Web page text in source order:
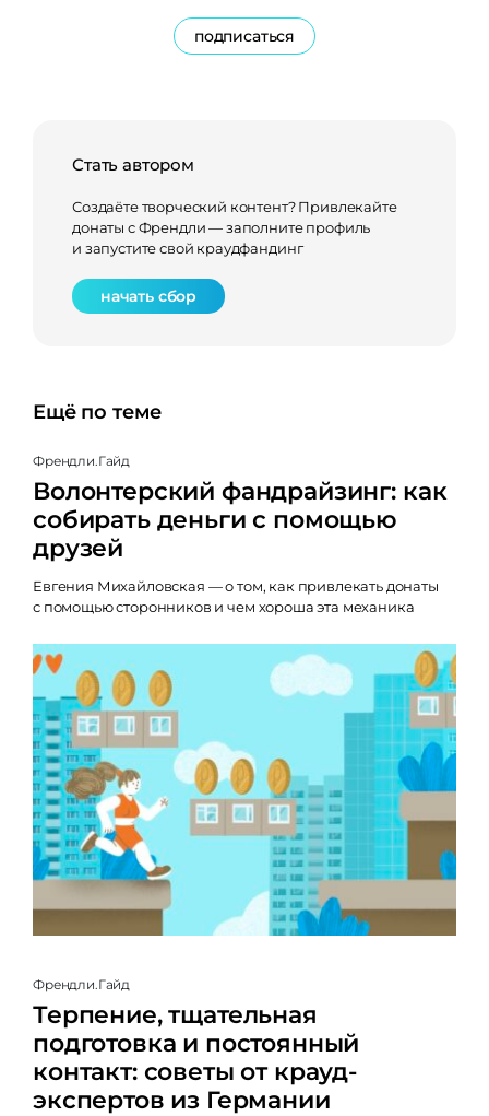
подписаться
Стать автором
Создаёте творческий контент? Привлекайте
донаты с Френдли — заполните профиль
и запустите свой краудфандинг
начать сбор
Ещё по теме
Френдли.Гайд
Волонтерский фандрайзинг: как
собирать деньги с помощью
друзей
Евгения Михайловская — о том, как привлекать донаты
с помощью сторонников и чем хороша эта механика
Френдли.Гайд
Терпение, тщательная
подготовка и постоянный
контакт: советы от крауд-
экспертов из Германии